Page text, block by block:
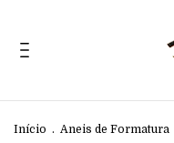
Início . Aneis de Formatura